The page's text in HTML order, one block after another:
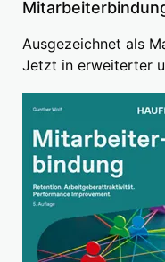
Ausgezeichnet als
Jetzt in erweiterter